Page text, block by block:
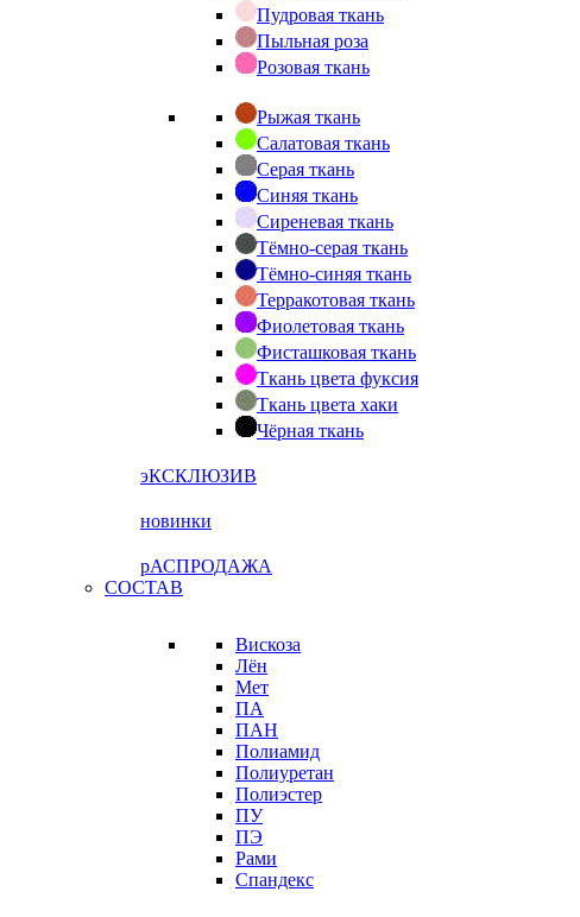
Пудровая ткань
Пыльная роза
Розовая ткань
Рыжая ткань
Салатовая ткань
Серая ткань
Синяя ткань
Сиреневая ткань
Тёмно-серая ткань
Тёмно-синяя ткань
Терракотовая ткань
Фиолетовая ткань
Фисташковая ткань
Ткань цвета фуксия
Ткань цвета хаки
Чёрная ткань
эКСКЛЮЗИВ
новинки
рАСПРОДАЖА
СОСТАВ
Вискоза
Лён
Мет
ПА
ПАН
Полиамид
Полиуретан
Полиэстер
ПУ
ПЭ
Рами
Спандекс